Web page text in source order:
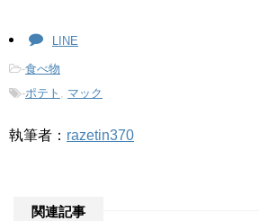
LINE
-食べ物
-ポテト , マック
執筆者： razetin370
関連記事